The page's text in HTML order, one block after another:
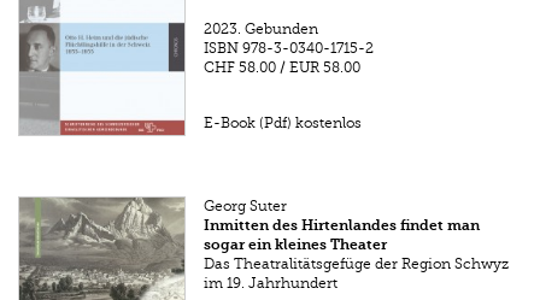
2023. Gebunden
ISBN 978-3-0340-1715-2
CHF 58.00 /EUR 58.00
E-Book (Pdf) kostenlos
Georg Suter
Inmitten des Hirtenlandes findet man
sogar ein kleines Theater
Das Theatralitätsgefüge der Region Schwyz
im 19. Jahrhundert